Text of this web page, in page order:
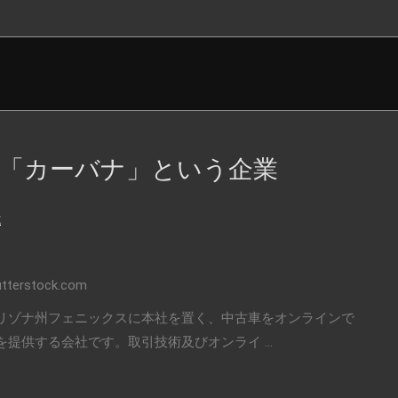
カーバナ」という企業
ゾナ州フェニックスに本社を置く、中古車をオンラインで
供する会社です。取引技術及びオンライ ...